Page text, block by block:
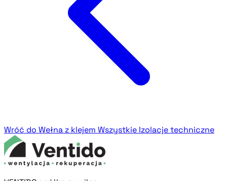
Wróć do Wełna z klejem Wszystkie Izolacje techniczne